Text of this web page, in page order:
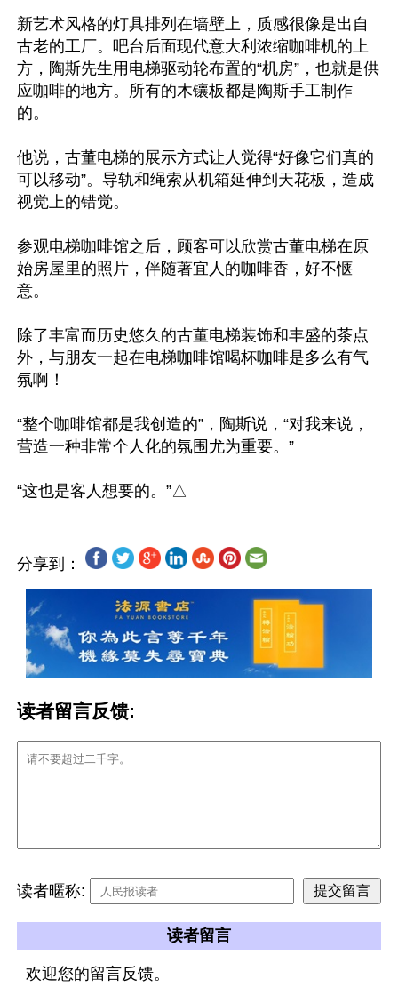
新艺术风格的灯具排列在墙壁上，质感很像是出自
古老的工厂。吧台后面现代意大利浓缩咖啡机的上
方，陶斯先生用电梯驱动轮布置的“机房”，也就是供
应咖啡的地方。所有的木镶板都是陶斯手工制作
的。
他说，古董电梯的展示方式让人觉得“好像它们真的
可以移动”。导轨和绳索从机箱延伸到天花板，造成
视觉上的错觉。
参观电梯咖啡馆之后，顾客可以欣赏古董电梯在原
始房屋里的照片，伴随著宜人的咖啡香，好不惬
意。
除了丰富而历史悠久的古董电梯装饰和丰盛的茶点
外，与朋友一起在电梯咖啡馆喝杯咖啡是多么有气
氛啊！
“整个咖啡馆都是我创造的”，陶斯说，“对我来说，
营造一种非常个人化的氛围尤为重要。”
分享到：
读者留言反馈:
读者暱称:
读者留言
欢迎您的留言反馈。